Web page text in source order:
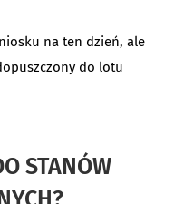
na ten dzień, ale
do lotu
STANÓW